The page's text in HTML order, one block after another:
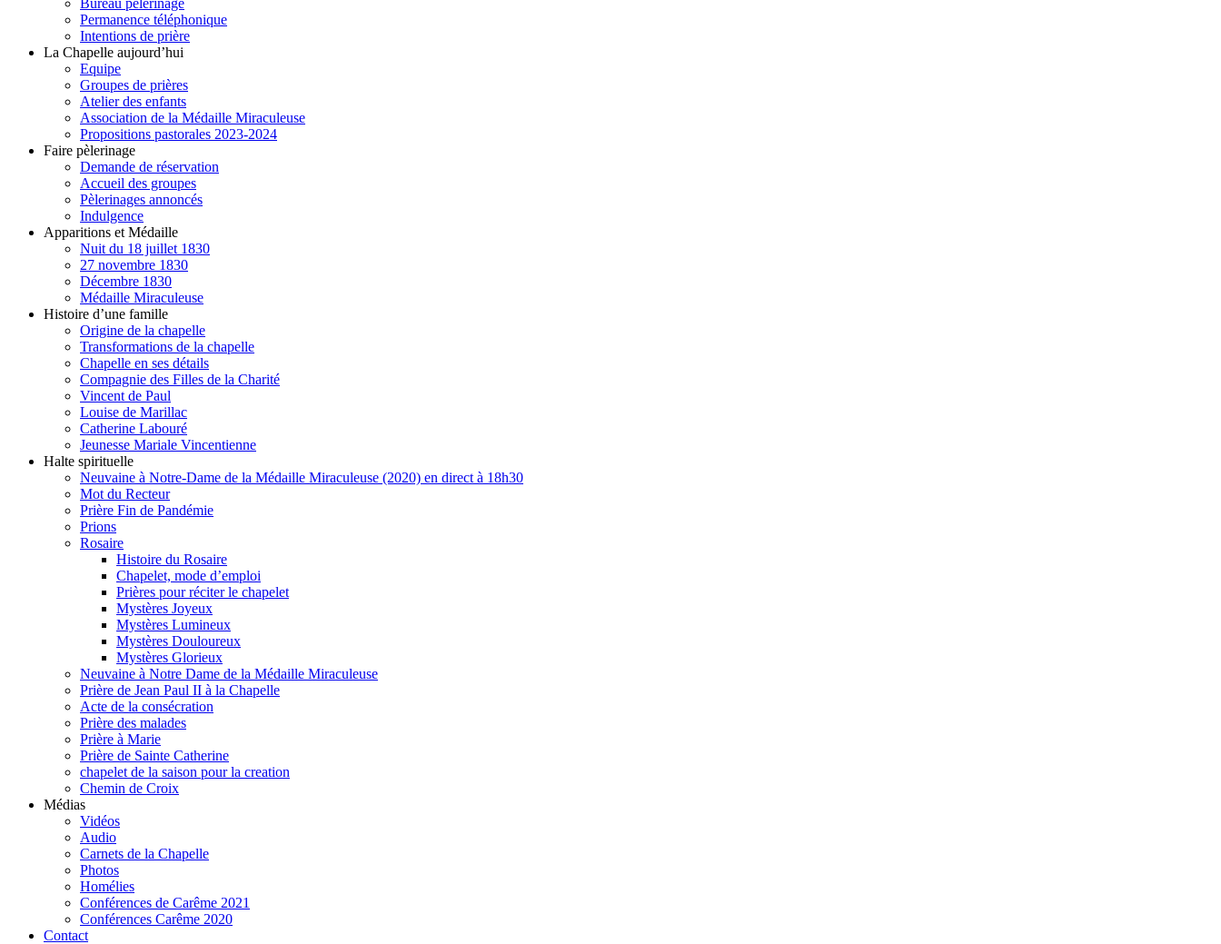
Permanence téléphonique
Intentions de prière
La Chapelle aujourd’hui
Equipe
Groupes de prières
Atelier des enfants
Association de la Médaille Miraculeuse
Propositions pastorales 2023-2024
Faire pèlerinage
Demande de réservation
Accueil des groupes
Pèlerinages annoncés
Indulgence
Apparitions et Médaille
Nuit du 18 juillet 1830
27 novembre 1830
Décembre 1830
Médaille Miraculeuse
Histoire d’une famille
Origine de la chapelle
Transformations de la chapelle
Chapelle en ses détails
Compagnie des Filles de la Charité
Vincent de Paul
Louise de Marillac
Catherine Labouré
Jeunesse Mariale Vincentienne
Halte spirituelle
Neuvaine à Notre-Dame de la Médaille Miraculeuse (2020) en direct à 18h30
Mot du Recteur
Prière Fin de Pandémie
Prions
Rosaire
Histoire du Rosaire
Chapelet, mode d’emploi
Prières pour réciter le chapelet
Mystères Joyeux
Mystères Lumineux
Mystères Douloureux
Mystères Glorieux
Neuvaine à Notre Dame de la Médaille Miraculeuse
Prière de Jean Paul II à la Chapelle
Acte de la consécration
Prière des malades
Prière à Marie
Prière de Sainte Catherine
chapelet de la saison pour la creation
Chemin de Croix
Médias
Vidéos
Audio
Carnets de la Chapelle
Photos
Homélies
Conférences de Carême 2021
Conférences Carême 2020
Contact